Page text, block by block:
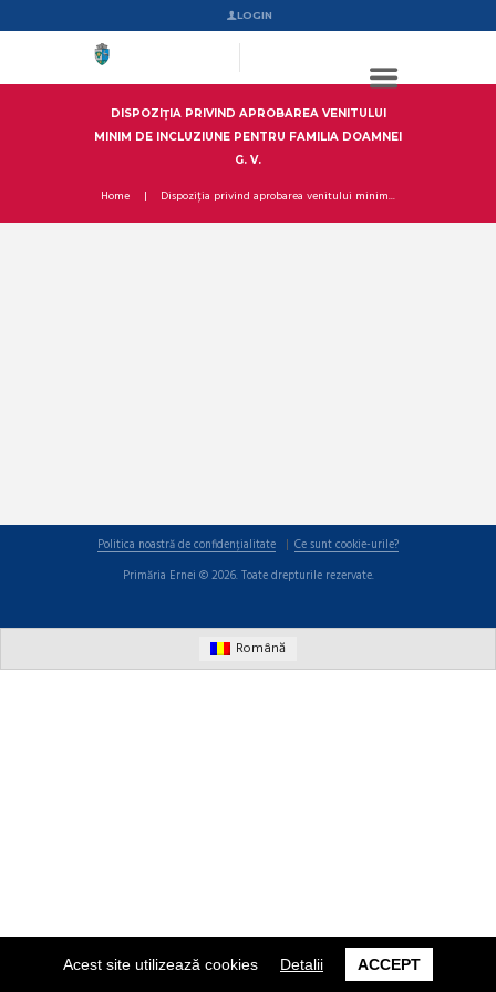
Acest site utilizează cookies Detalii ACCEPT
LOGIN
DISPOZIȚIA PRIVIND APROBAREA VENITULUI
MINIM DE INCLUZIUNE PENTRU FAMILIA DOAMNEI
G. V.
Home Dispoziția privind aprobarea venitului minim...
Politica noastră de confidențialitate
Ce sunt cookie-urile?
Primăria Ernei © 2026. Toate drepturile rezervate.
Română